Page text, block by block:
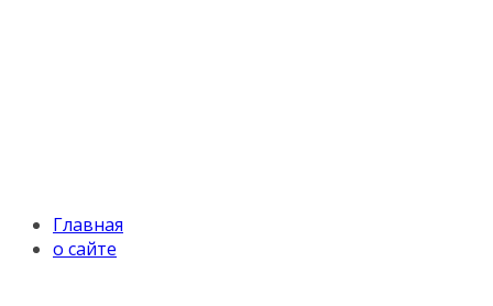
Главная
о сайте